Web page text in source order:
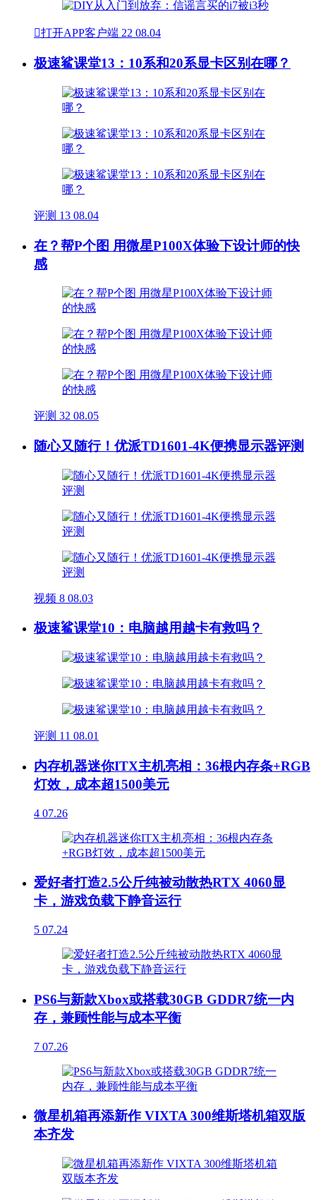
打开APP客户端 22 08.04
极速鲨课堂13：10系和20系显卡区别在哪？
评测 13 08.04
在？帮P个图 用微星P100X体验下设计师的快
感
评测 32 08.05
随心又随行！优派TD1601-4K便携显示器评测
视频 8 08.03
极速鲨课堂10：电脑越用越卡有救吗？
评测 11 08.01
内存机器迷你ITX主机亮相：36根内存条+RGB
灯效，成本超1500美元
4 07.26
爱好者打造2.5公斤纯被动散热RTX 4060显
卡，游戏负载下静音运行
5 07.24
PS6与新款Xbox或搭载30GB GDDR7统一内
存，兼顾性能与成本平衡
7 07.26
微星机箱再添新作 VIXTA 300维斯塔机箱双版
本齐发